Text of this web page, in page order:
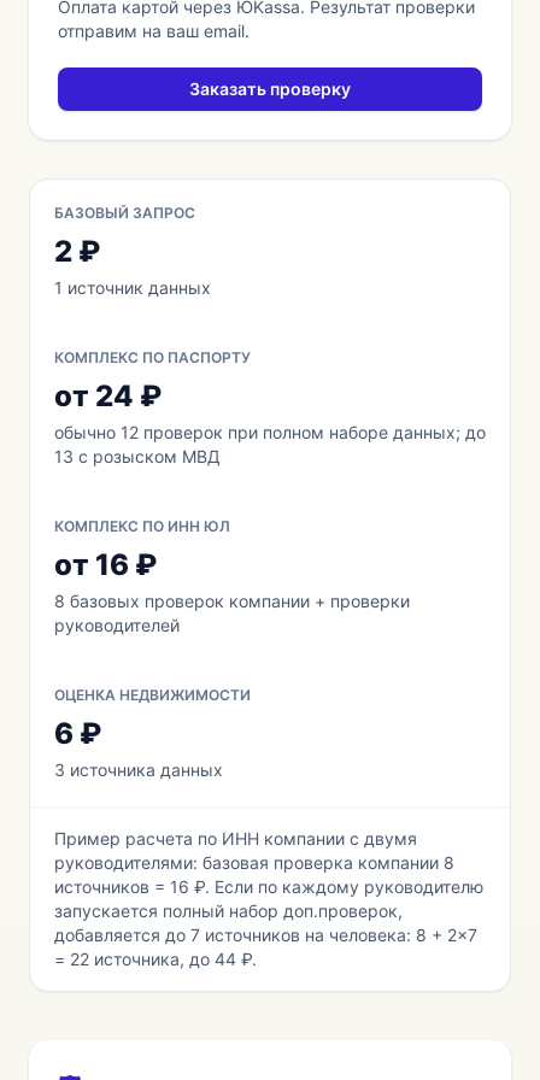
Оплата картой через ЮKassa. Результат проверки
отправим на ваш email.
Заказать проверку
БАЗОВЫЙ ЗАПРОС
2 ₽
1 источник данных
КОМПЛЕКС ПО ПАСПОРТУ
от 24 ₽
обычно 12 проверок при полном наборе данных; до
13 с розыском МВД
КОМПЛЕКС ПО ИНН ЮЛ
от 16 ₽
8 базовых проверок компании + проверки
руководителей
ОЦЕНКА НЕДВИЖИМОСТИ
6 ₽
3 источника данных
Пример расчета по ИНН компании с двумя
руководителями: базовая проверка компании 8
источников = 16 ₽. Если по каждому руководителю
запускается полный набор доп.проверок,
добавляется до 7 источников на человека: 8 + 2×7
= 22 источника, до 44 ₽.